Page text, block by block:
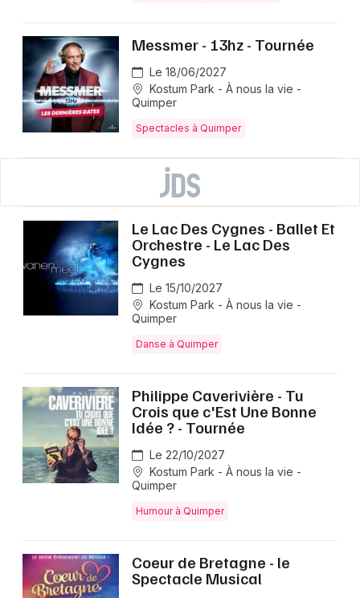
Messmer - 13hz - Tournée
Le 18/06/2027
Kostum Park - À nous la vie -
Quimper
Spectacles à Quimper
Le Lac Des Cygnes - Ballet Et
Orchestre - Le Lac Des
Cygnes
Le 15/10/2027
Kostum Park - À nous la vie -
Quimper
Danse à Quimper
Philippe Caverivière - Tu
Crois que c'Est Une Bonne
Idée ? - Tournée
Le 22/10/2027
Kostum Park - À nous la vie -
Quimper
Humour à Quimper
Coeur de Bretagne - le
Spectacle Musical